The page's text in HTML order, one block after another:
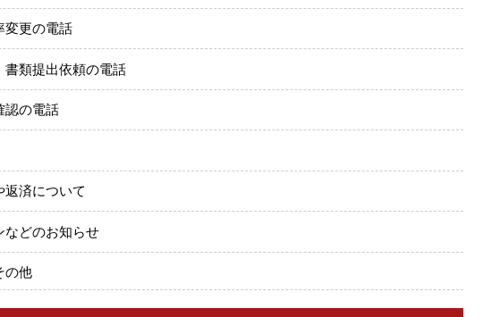
変更の電話
書類提出依頼の電話
認の電話
返済について
などのお知らせ
の他